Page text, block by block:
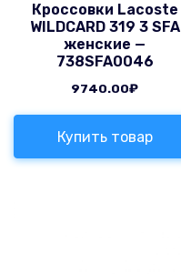
Кроссовки Lacoste
WILDCARD 319 3 SFA
женские —
738SFA0046
9740.00₽
Купить товар